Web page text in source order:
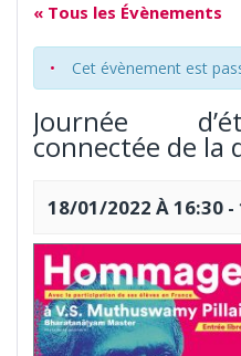
« Tous les Évènements
Cet évènement est
Journée
connectée de la
18/01/2022 À 16:30 -